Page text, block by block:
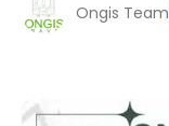
Ongis Team